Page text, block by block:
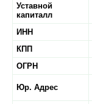
Уставной
капиталл
ИНН
КПП
ОГРН
Юр. Адрес